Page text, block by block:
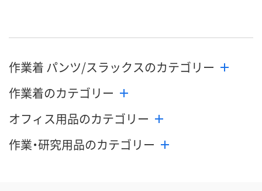
お届け日 8月24日（月）まで 8月24日（月）まで 8月24日（月）
数量
カゴへ
数量 数量
作業着 パンツ/スラックスのカテゴリー
作業着のカテゴリー
オフィス用品のカテゴリー
作業・研究用品のカテゴリー